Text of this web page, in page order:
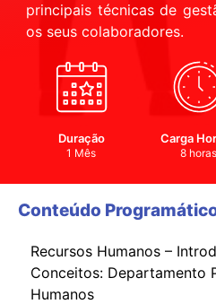
principais técnicas de
os seus colaboradores.
Duração
1 Mês
Carga
8 horas
Conteúdo
Recursos Humanos –
Conceitos: Departamento
Humanos